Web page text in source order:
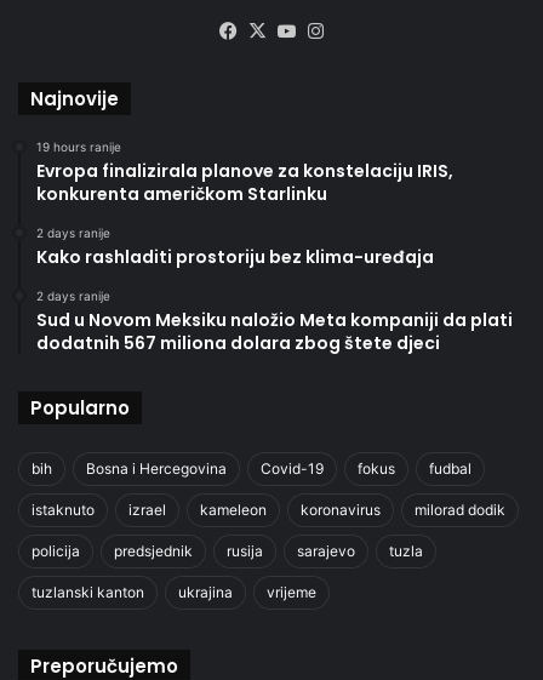
Facebook
X YouTube
Najnovije
19 hours ranije
Evropa finalizirala planove za konstelaciju IRIS,
konkurenta američkom Starlinku
2 days ranije
Kako rashladiti prostoriju bez klima-uređaja
2 days ranije
Sud u Novom Meksiku naložio Meta kompaniji da plati
dodatnih 567 miliona dolara zbog štete djeci
Popularno
bih Bosna i Hercegovina Covid-19 fokus fudbal
istaknuto izrael kameleon koronavirus milorad dodik
policija predsjednik rusija sarajevo tuzla
tuzlanski kanton ukrajina vrijeme
Preporučujemo